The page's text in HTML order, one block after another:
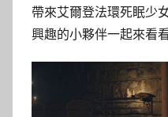
帶來艾爾登法環死眠少
興趣的小夥伴一起來看